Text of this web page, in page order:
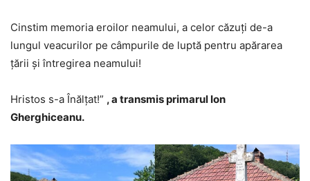
Cinstim memoria eroilor neamului, a celor căzuți de-a
lungul veacurilor pe câmpurile de luptă pentru apărarea
țării și întregirea neamului!
Hristos s-a Înălțat!” , a transmis primarul Ion
Gherghiceanu.